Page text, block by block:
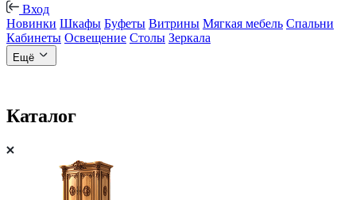
Вход
Новинки Шкафы Буфеты Витрины Мягкая мебель Спальни
Кабинеты Освещение Столы Зеркала
Ещё
Каталог